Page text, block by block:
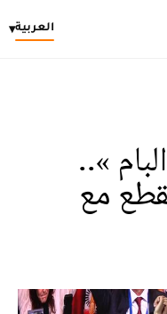
العربية▾
»..
مع